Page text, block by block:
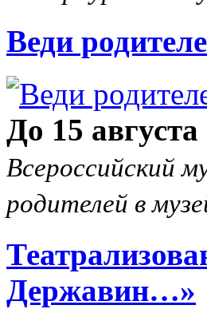
Веди
До 15 августа
Всероссийский
родителей в
Державин…»